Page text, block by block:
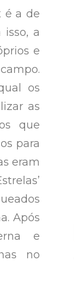
é a de
a
e
os
as
que
para
eram
Após
e
no